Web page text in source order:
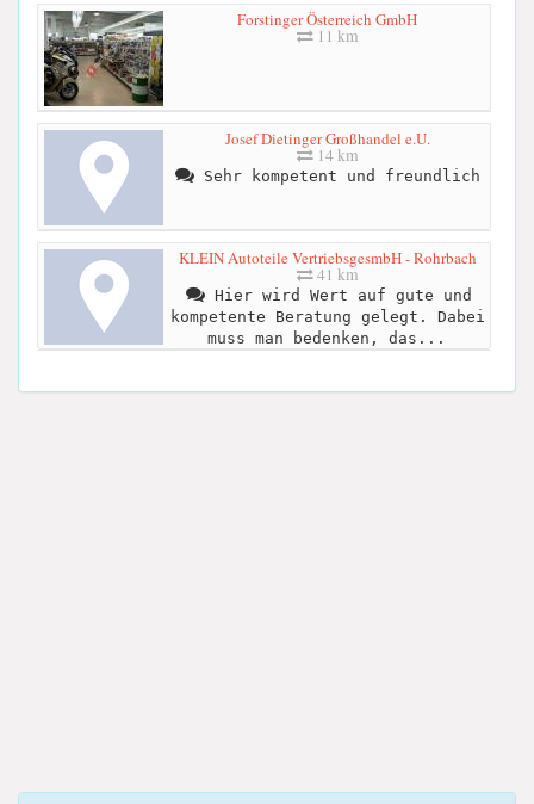
Forstinger Österreich GmbH
11 km
Josef Dietinger Großhandel e.U.
14 km
Sehr kompetent und freundlich
KLEIN Autoteile VertriebsgesmbH - Rohrbach
41 km
Hier wird Wert auf gute und
kompetente Beratung gelegt. Dabei
muss man bedenken, das...